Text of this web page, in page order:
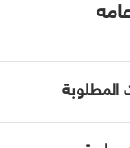
المطلوبة